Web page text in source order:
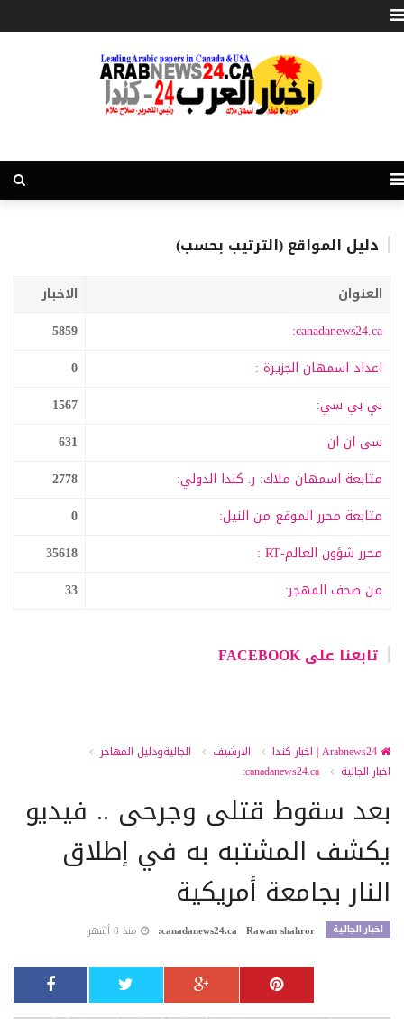
دليل المواقع (الترتيب بحسب)
العنوان
الاخبار
canadanews24.ca:
5859
اعداد اسمهان الجزيرة :
0
بي بي سي:
1567
سى ان ان
631
متابعة اسمهان ملاك: ر. كندا الدولي:
2778
متابعة محرر الموقع من النيل:
0
محرر شؤون العالم-RT :
35618
من صحف المهجر:
33
تابعنا على FACEBOOK
الارشيف
الجاليةودليل المهاجر
اخبار الجالية
canadanews24.ca:
بعد سقوط قتلى وجرحى .. فيديو
يكشف المشتبه به في إطلاق
النار بجامعة أمريكية
اخبار الجالية Rawan shahror
canadanews24.ca: منذ 8 أشهر